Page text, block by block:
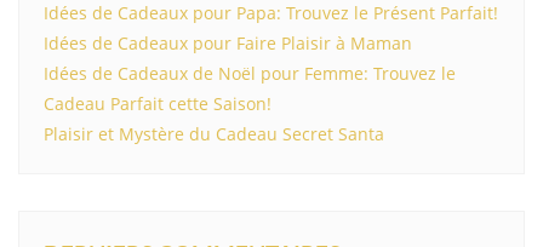
Idées de Cadeaux pour Papa: Trouvez le Présent Parfait!
Idées de Cadeaux pour Faire Plaisir à Maman
Idées de Cadeaux de Noël pour Femme: Trouvez le
Cadeau Parfait cette Saison!
Plaisir et Mystère du Cadeau Secret Santa